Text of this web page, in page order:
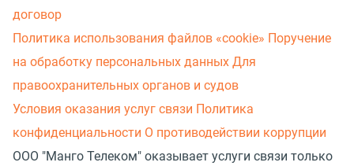
договор
Политика использования файлов «cookie» Поручение
на обработку персональных данных Для
правоохранительных органов и судов
Условия оказания услуг связи Политика
конфиденциальности О противодействии коррупции
ООО "Манго Телеком" оказывает услуги связи только